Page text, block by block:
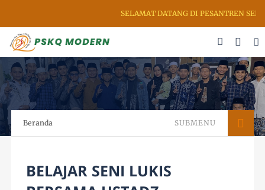
SELAMAT DATANG DI PESANTREN
Beranda SUBMENU
BELAJAR SENI LUKIS